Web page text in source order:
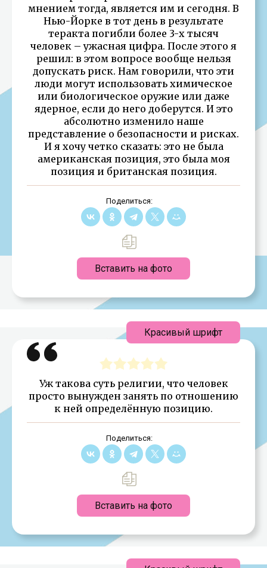
мнением тогда, является им и сегодня. В
Нью-Йорке в тот день в результате
теракта погибли более 3-х тысяч
человек – ужасная цифра. После этого я
решил: в этом вопросе вообще нельзя
допускать риск. Нам говорили, что эти
люди могут использовать химическое
или биологическое оружие или даже
ядерное, если до него доберутся. И это
абсолютно изменило наше
представление о безопасности и рисках.
И я хочу четко сказать: это не была
американская позиция, это была моя
позиция и британская позиция.
Поделиться:
Вставить на фото
Уж такова суть религии, что человек
просто вынужден занять по отношению
к ней определённую позицию.
Поделиться:
Вставить на фото
Красивый шрифт